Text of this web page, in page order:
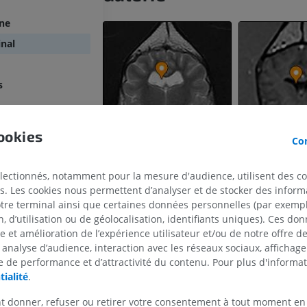
CHEVAL
Cheval - Ostéologie
Illustrations
SOURIS
Souris - Corps
TDM
notamment pour la mesure d'audience, utilisent des
Les cookies nous permettent d’analyser et de stocker des
terminal ainsi que certaines données personnelles (par
d’utilisation ou de géolocalisation, identifiants uniques). Ces
et amélioration de l’expérience utilisateur et/ou de notre offre
d’audience, interaction avec les réseaux sociaux,
de performance et d’attractivité du contenu. Pour plus
.
donner, refuser ou retirer votre consentement à tout moment